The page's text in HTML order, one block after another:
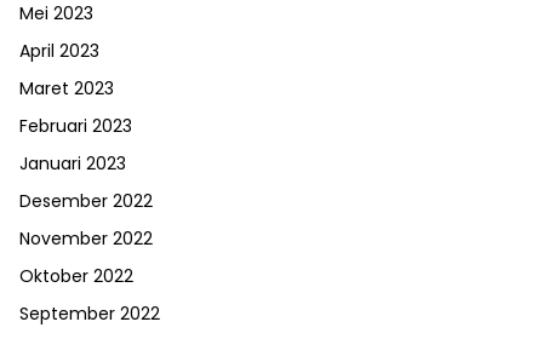
Mei 2023
April 2023
Maret 2023
Februari 2023
Januari 2023
Desember 2022
November 2022
Oktober 2022
September 2022